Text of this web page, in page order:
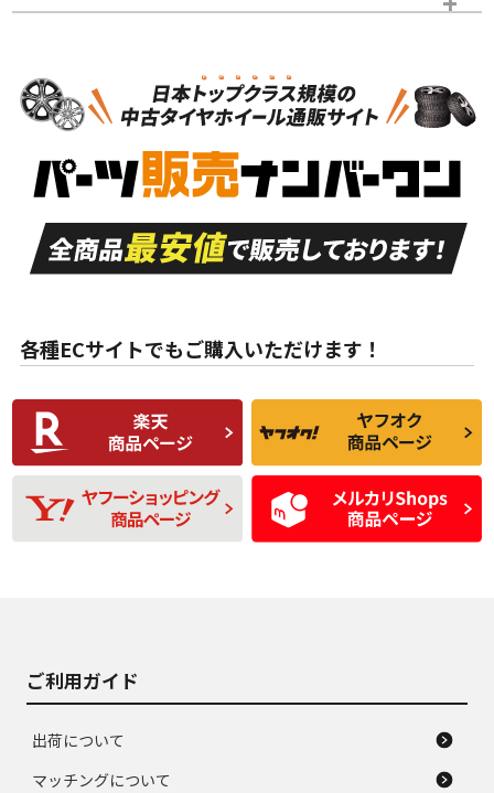
S
品）
S
新車外し品（新古
付き
A
走行距離も少なく、
目立つ傷もほとんど
ない中古品
A
走行距離も少なく、
非常に状態の良い中
古品
な中古品
んどない中古品
C
比較的きれいな中古
品
C
られるが、使用に問
題のない中古品
D
使用感や目立つ傷が
あり、一般的な中古
品
D
残り溝も少なく、偏
磨耗がみられ、短期
間使用できるくらい
の中古品
スタッドレスタイヤホイールセット
各種ECサイトでもご購入いただけます！
ご利用ガイド
出荷について
マッチングについて